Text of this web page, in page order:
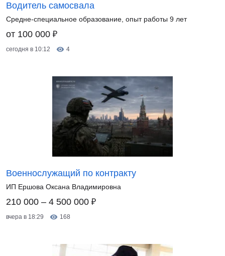
Водитель самосвала
Средне-специальное образование, опыт работы 9 лет
от 100 000 ₽
сегодня в 10:12 4
Военнослужащий по контракту
ИП Ершова Оксана Владимировна
210 000 – 4 500 000 ₽
вчера в 18:29 168